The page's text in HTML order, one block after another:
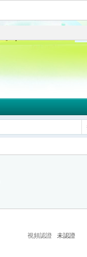
視頻認證 未認證